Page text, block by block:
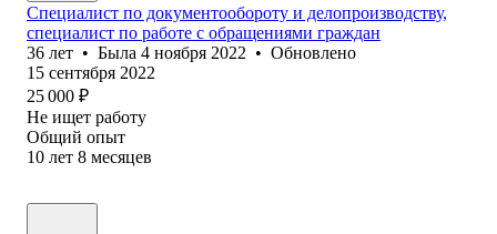
Специалист по документообороту и делопроизводству,
специалист по работе с обращениями граждан
36 лет • Была 4 ноября 2022 • Обновлено
15 сентября 2022
25 000 ₽
Не ищет работу
Общий опыт
10 лет 8 месяцев